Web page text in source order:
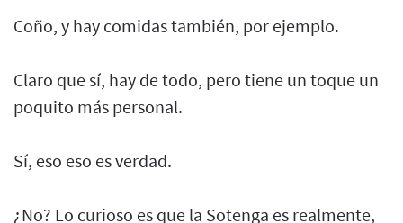
Coño, y hay comidas también, por ejemplo.
Claro que sí, hay de todo, pero tiene un toque un
poquito más personal.
Sí, eso eso es verdad.
¿No? Lo curioso es que la Sotenga es realmente,